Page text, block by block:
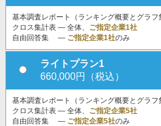
基本調査レポート（ランキング概要とグラフ
クロス集計表 ― 全体、 ご指定企業1社
自由回答集 ― ご指定企業1社のみ
ライトプラン1
660,000円（税込）
基本調査レポート（ランキング概要とグラフ
クロス集計表 ― 全体、 ご指定企業5社
自由回答集 ― ご指定企業5社のみ